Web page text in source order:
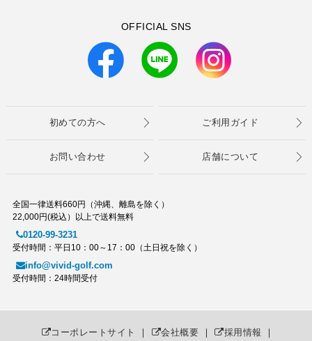
OFFICIAL SNS
初めての方へ ご利用ガイド
お問い合わせ 店舗について
全国一律送料660円（沖縄、離島を除く）
22,000円(税込）以上で送料無料
0120-99-3231
受付時間：平日10：00～17：00（土日祝を除く）
info@vivid-golf.com
受付時間：24時間受付
コーポレートサイト ｜ 会社概要 ｜ 採用情報 ｜